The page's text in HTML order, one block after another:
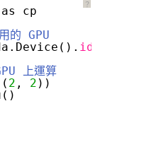
？
cp
的 GPU
id
上運算
2 , 2 ))